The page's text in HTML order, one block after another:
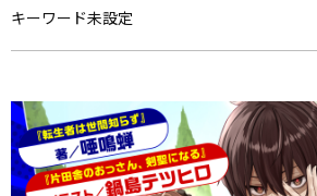
キーワード未設定